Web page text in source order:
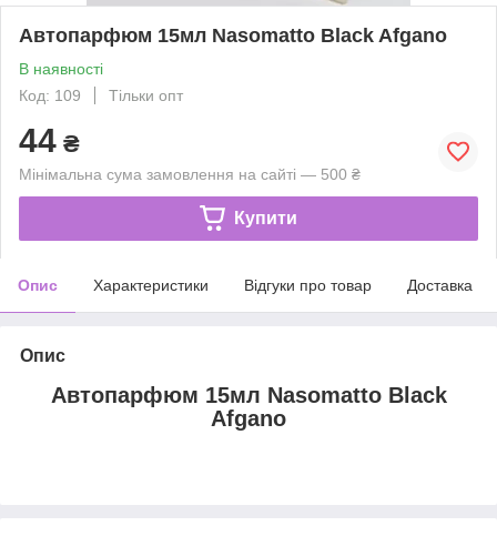
Автопарфюм 15мл Nasomatto Black Afgano
В наявності
Код: 109
Тільки опт
44 ₴
Мінімальна сума замовлення на сайті — 500 ₴
Купити
Опис Характеристики Відгуки про товар Доставка
Опис
Автопарфюм 15мл Nasomatto Black
Afgano